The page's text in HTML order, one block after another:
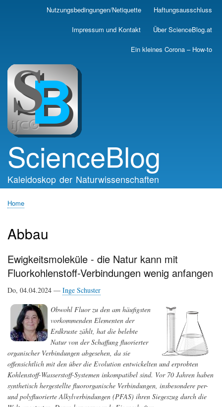
Skip
main
Nutzungsbedingungen/Netiquette Haftungsausschluss
Impressum und Kontakt Über ScienceBlog.at
Ein kleines Corona – How-to
ScienceBlog
Kaleidoskop der Naturwissenschaften
Home
Abbau
Ewigkeitsmoleküle - die Natur kann mit
Fluorkohlenstoff-Verbindungen wenig anfangen
Do, 04.04.2024 — Inge Schuster
Obwohl Fluor zu den am häufigsten
vorkommenden Elementen der
Erdkruste zählt, hat die belebte
Natur von der Schaffung fluorierter
organischer Verbindungen abgesehen, da sie
offensichtlich mit den über die Evolution entwickelten und erprobten
Kohlenstoff-Wasserstoff-Systemen inkompatibel sind. Vor 70 Jahren haben
synthetisch hergestellte fluororganische Verbindungen, insbesondere per-
und polyfluorierte Alkylverbindungen (PFAS) ihren Siegeszug durch die